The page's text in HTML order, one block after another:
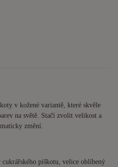
v kožené variantě, které skvěle
na světě. Stačí zvolit velikost a
změní.
cukrářského piškotu, velice oblíbený